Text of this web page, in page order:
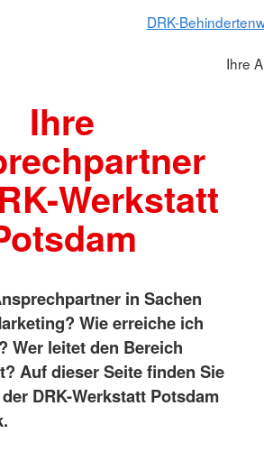
DRK-
Ihre
Ihre
Werkstatt
in Sachen
Wie erreiche ich
Wer leitet den Bereich
Auf dieser Seite finden Sie
DRK-Werkstatt Potsdam